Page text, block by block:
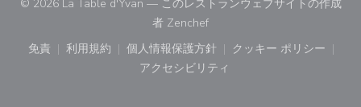
© 2026 La Table d'Yvan — このレストランウェブサイトの作成
者 Zenchef((新しいウィンドウで開きま
免責
((新しいウィンドウで開きます))
利用規約
((新しいウィンドウで開きます))
個人情報保護方針
((新しいウィンドウで開きます))
クッキー ポリシー
((新しいウィ
アクセシビリティ
((新しいウィンドウで開きます))